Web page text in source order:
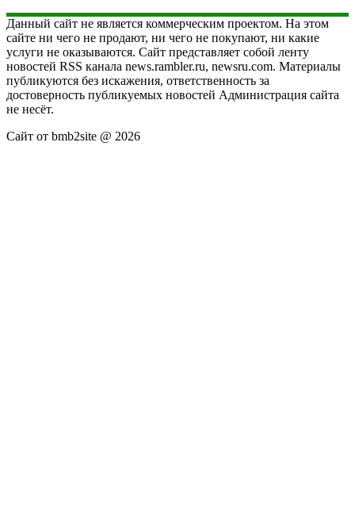
Данный сайт не является коммерческим проектом. На этом
сайте ни чего не продают, ни чего не покупают, ни какие
услуги не оказываются. Сайт представляет собой ленту
новостей RSS канала news.rambler.ru, newsru.com. Материалы
публикуются без искажения, ответственность за
достоверность публикуемых новостей Администрация сайта
не несёт.
Сайт от bmb2site @ 2026